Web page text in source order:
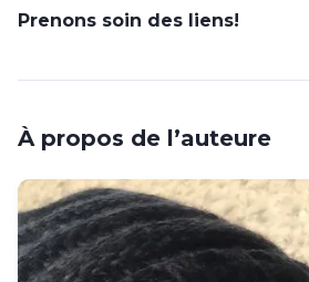
Prenons soin des liens!
À propos de l’auteure